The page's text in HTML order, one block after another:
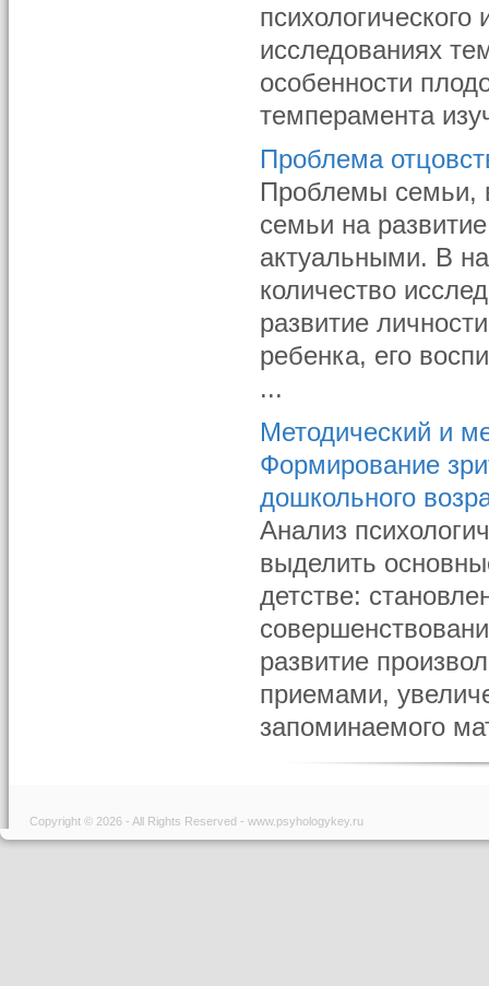
исследованиях
особенности
темперамента
Проблема
Проблемы семьи,
семьи на
актуальными. В
количество
развитие
ребенка, его
...
Методический и
Формирование
дошкольного
Анализ
выделить
детстве:
развитие
приемами,
запоминаемого
Copyright © 2026 - All Rights Reserved - www.psyhologykey.ru